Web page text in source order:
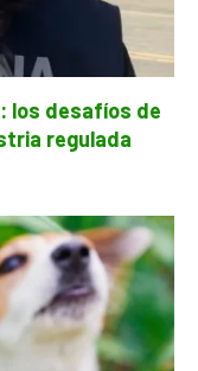
los desafíos de
regulada